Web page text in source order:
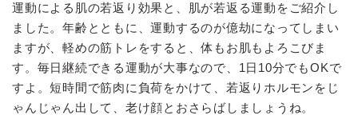
運動による肌の若返り効果と、肌が若返る運動をご紹介し
ました。年齢とともに、運動するのが億劫になってしまい
ますが、軽めの筋トレをすると、体もお肌もよろこびま
す。毎日継続できる運動が大事なので、1日10分でもOKで
すよ。短時間で筋肉に負荷をかけて、若返りホルモンをじ
ゃんじゃん出して、老け顔とおさらばしましょうね。